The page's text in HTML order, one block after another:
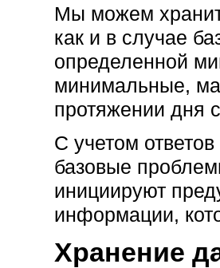
Мы можем
как и в случае
определенной
минимальные,
протяжении дня
С учетом
базовые
инициируют
информации,
Хранение